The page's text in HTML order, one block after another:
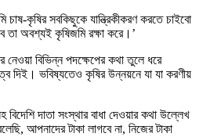
চাষ-কৃষির সবকিছুকে যান্ত্রিকীকরণ করতে চাইবো
তা অবশ্যই কৃষিজমি রক্ষা করে।’
বিভিন্ন পদক্ষেপের কথা তুলে ধরে
দিই। ভবিষ্যতেও কৃষির উন্নয়নে যা যা করণীয়
বিদেশি দাতা সংস্থার বাধা দেওয়ার কথা উল্লেখ
আপনাদের টাকা লাগবে না, নিজের টাকা